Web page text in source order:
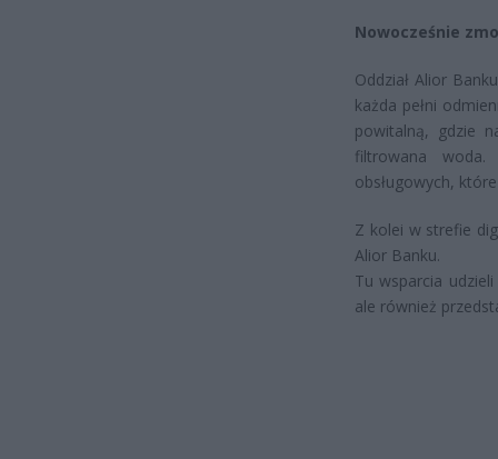
Nowocześnie
Oddział Alior
każda pełni
powitalną, gdzie
filtrowana
obsługowych,
Z kolei w strefie
Alior Banku.
Tu wsparcia
ale również